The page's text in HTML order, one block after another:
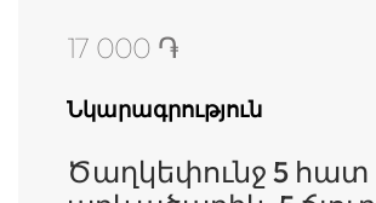
17 000 ֏
Նկարագրություն
Ծաղկեփունջ 5 հատ